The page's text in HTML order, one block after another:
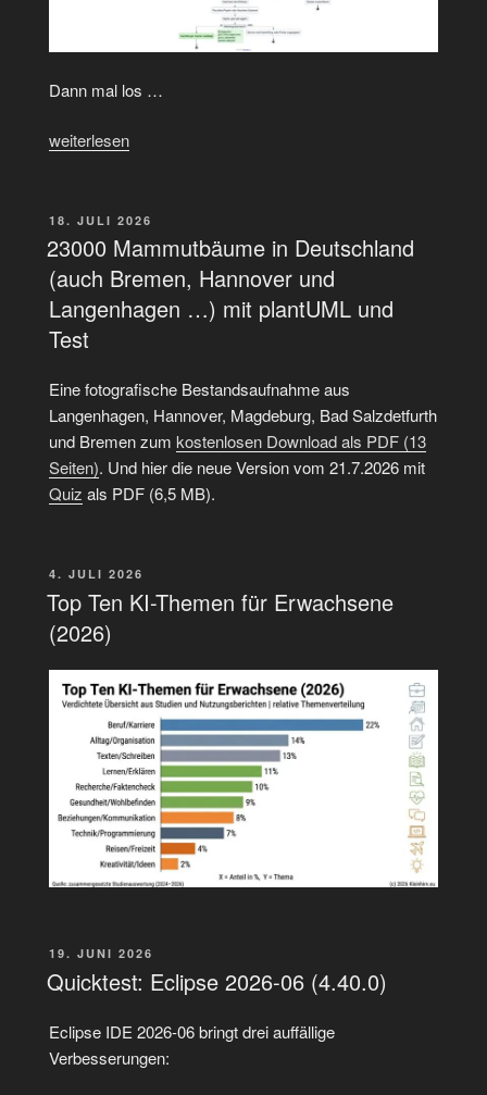
Dann mal los …
„Den
ziehen
als
Aktivitäts
Diagramm
(für
Informatiker)“
weiterlesen
VERÖFFENTLICHT
AM
18. JULI 2026
23000 Mammutbäume in Deutschland
(auch Bremen, Hannover und
Langenhagen …) mit plantUML und
Test
Eine fotografische Bestandsaufnahme aus
Langenhagen, Hannover, Magdeburg, Bad Salzdetfurth
und Bremen zum kostenlosen Download als PDF (13
Seiten). Und hier die neue Version vom 21.7.2026 mit
Quiz als PDF (6,5 MB).
VERÖFFENTLICHT
AM
4. JULI 2026
Top Ten KI-Themen für Erwachsene
(2026)
VERÖFFENTLICHT
AM
19. JUNI 2026
Quicktest: Eclipse 2026-06 (4.40.0)
Eclipse IDE 2026-06 bringt drei auffällige
Verbesserungen: